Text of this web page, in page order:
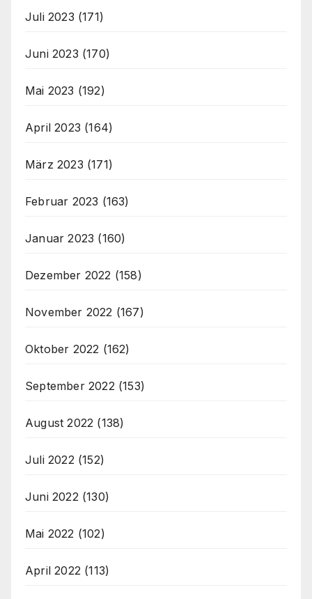
Juli 2023 (171)
Juni 2023 (170)
Mai 2023 (192)
April 2023 (164)
März 2023 (171)
Februar 2023 (163)
Januar 2023 (160)
Dezember 2022 (158)
November 2022 (167)
Oktober 2022 (162)
September 2022 (153)
August 2022 (138)
Juli 2022 (152)
Juni 2022 (130)
Mai 2022 (102)
April 2022 (113)